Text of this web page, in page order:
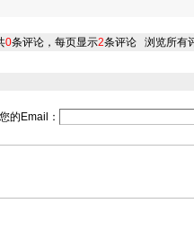
0条评论，每页显示2条评论 浏览所有
的Email：